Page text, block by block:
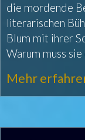
die mordende
literarischen
Blum mit ihrer
Warum muss
Mehr